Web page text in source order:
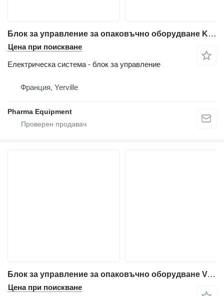
Блок за управление за опаковъчно оборудване KALIX DUPUY KX80
Цена при поискване
Електрическа система - блок за управление
Франция, Yerville
Pharma Equipment
Блок за управление за опаковъчно оборудване Volpak S240 D
Цена при поискване